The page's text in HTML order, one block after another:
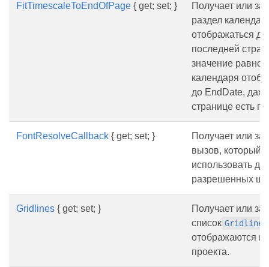
FitTimescaleToEndOfPage { get; set; }
Получает или
раздел
отображаться
последней
значение равно
календаря
до EndDate,
странице есть
FontResolveCallback { get; set; }
Получает или
вызов, который
использовать
разрешенных
Gridlines { get; set; }
Получает или
список Gridline
отображаются в
проекта.